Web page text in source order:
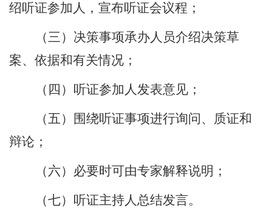
绍听证参加人，宣布听证会议程；
（三）决策事项承办人员介绍决策草
案、依据和有关情况；
（四）听证参加人发表意见；
（五）围绕听证事项进行询问、质证和
辩论；
（六）必要时可由专家解释说明；
（七）听证主持人总结发言。